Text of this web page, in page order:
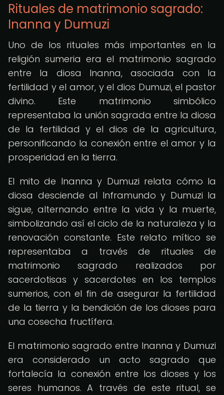
Rituales de matrimonio sagrado:
Inanna y Dumuzi
Uno de los rituales más importantes en la
religión sumeria era el matrimonio sagrado
entre la diosa Inanna, asociada con la
fertilidad y el amor, y el dios Dumuzi, el pastor
divino. Este matrimonio simbólico
representaba la unión sagrada entre la diosa
de la fertilidad y el dios de la agricultura,
personificando la conexión entre el amor y la
prosperidad en la tierra.
El mito de Inanna y Dumuzi relata cómo la
diosa desciende al Inframundo y Dumuzi la
sigue, alternando entre la vida y la muerte,
simbolizando así el ciclo de la naturaleza y la
renovación constante. Este relato mítico se
representaba a través de rituales de
matrimonio sagrado realizados por
sacerdotisas y sacerdotes en los templos
sumerios, con el fin de asegurar la fertilidad
de la tierra y la bendición de los dioses para
una cosecha fructífera.
El matrimonio sagrado entre Inanna y Dumuzi
era considerado un acto sagrado que
fortalecía la conexión entre los dioses y los
seres humanos. A través de este ritual, se